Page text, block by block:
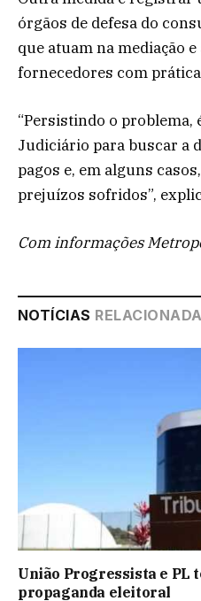
órgãos de defesa do
que atuam na mediação
fornecedores com
“Persistindo o problema,
Judiciário para buscar a
pagos e, em alguns
prejuízos sofridos”,
Com informações
NOTÍCIAS
União Progressista e PL
propaganda eleitoral